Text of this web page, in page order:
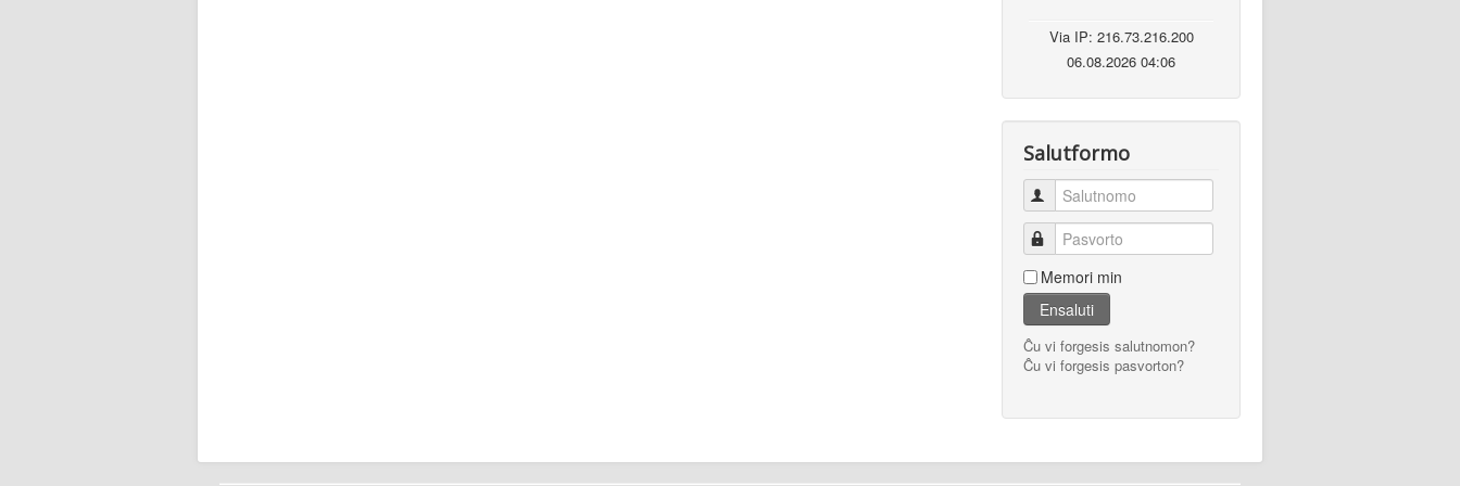
Via IP: 216.73.216.200
06.08.2026 04:06
Salutformo
Salutnomo
Pasvorto
Memori min
Ensaluti
Ĉu vi forgesis salutnomon?
Ĉu vi forgesis pasvorton?